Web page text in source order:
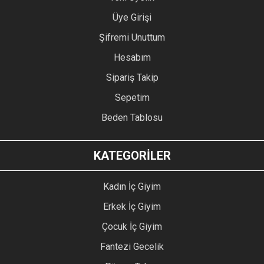
Üye Girişi
Şifremi Unuttum
Hesabım
Sipariş Takip
Sepetim
Beden Tablosu
KATEGORİLER
Kadın İç Giyim
Erkek İç Giyim
Çocuk İç Giyim
Fantezi Gecelik